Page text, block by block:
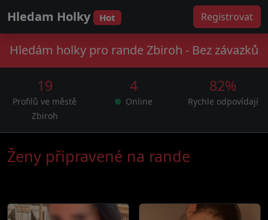
Hledam Holky Hot Registrovat
Hledám holky pro rande Zbiroh - Bez závazků
19
Profilů ve městě
Zbiroh
4
Online
82%
Rychle odpovídají
Ženy připravené na rande